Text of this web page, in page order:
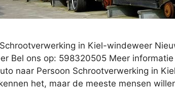
in Kiel-windeweer
Bel ons op: 598320505 Meer
naar Persoon Schrootverwerking in
het, maar de meeste mensen